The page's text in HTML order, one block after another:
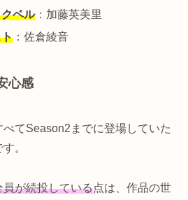
ベル：加藤英美里
：佐倉綾音
心感
てSeason2までに登場していた
。
が続投している点は、作品の世